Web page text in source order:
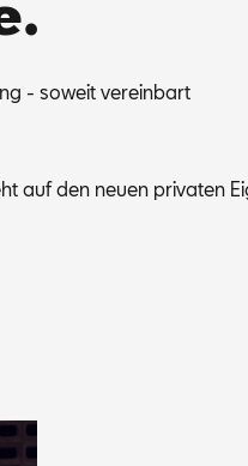
- so­weit ver­ein­bart
auf den neu­en pri­va­ten